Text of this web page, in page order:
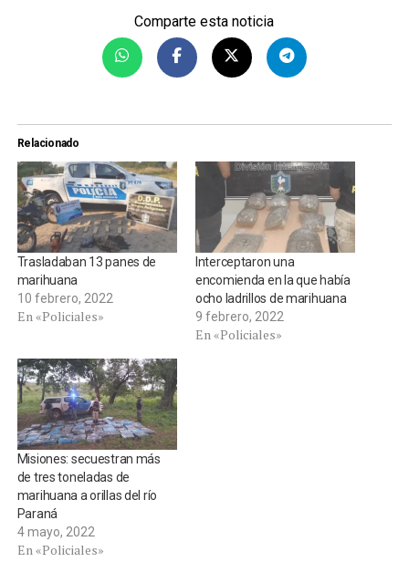
Comparte esta noticia
Relacionado
Trasladaban 13 panes de
marihuana
10 febrero, 2022
En «Policiales»
Interceptaron una
encomienda en la que había
ocho ladrillos de marihuana
9 febrero, 2022
En «Policiales»
Misiones: secuestran más
de tres toneladas de
marihuana a orillas del río
Paraná
4 mayo, 2022
En «Policiales»